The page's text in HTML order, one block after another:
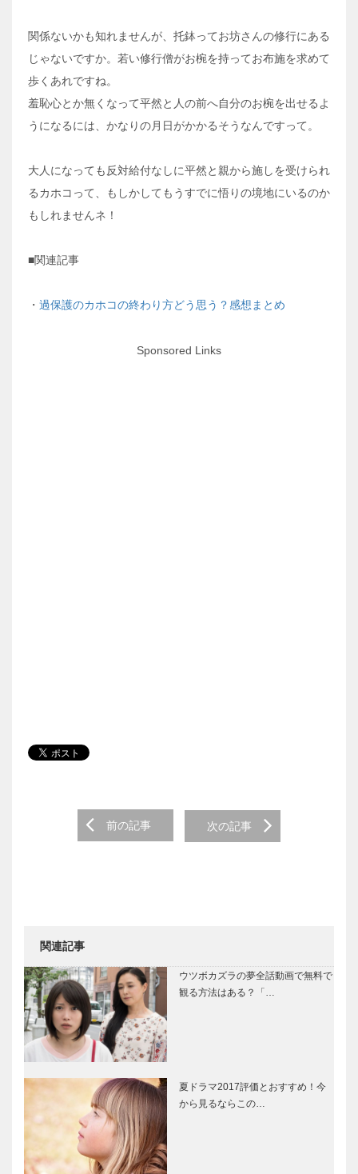
関係ないかも知れませんが、托鉢ってお坊さんの修行にある
じゃないですか。若い修行僧がお椀を持ってお布施を求めて
歩くあれですね。
羞恥心とか無くなって平然と人の前へ自分のお椀を出せるよ
うになるには、かなりの月日がかかるそうなんですって。
大人になっても反対給付なしに平然と親から施しを受けられ
るカホコって、もしかしてもうすでに悟りの境地にいるのか
もしれませんネ！
■関連記事
・ 過保護のカホコの終わり方どう思う？感想まとめ
Sponsored Links
Post navigation
前の記事 次の記事
関連記事
ウツボカズラの夢全話動画で無料で
観る方法はある？「…
夏ドラマ2017評価とおすすめ！今
から見るならこの…